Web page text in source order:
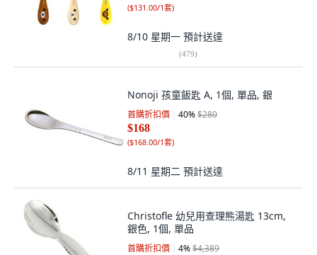
($131.00/1套)
8/10 星期一 預計送達
(479)
Nonoji 孩童飯匙 A, 1個, 單品, 銀
首購折扣價 40%$280
$168
($168.00/1套)
8/11 星期二 預計送達
Christofle 幼兒用查理熊湯匙 13cm,
銀色, 1個, 單品
首購折扣價 4%$4,389